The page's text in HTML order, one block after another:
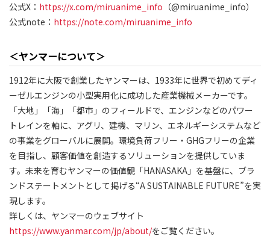
公式X： https://x.com/miruanime_info （@miruanime_info）
公式note： https://note.com/miruanime_info
＜ヤンマーについて＞
1912年に大阪で創業したヤンマーは、1933年に世界で初めてディ
ーゼルエンジンの小型実用化に成功した産業機械メーカーです。
「大地」「海」「都市」のフィールドで、エンジンなどのパワー
トレインを軸に、アグリ、建機、マリン、エネルギーシステムなど
の事業をグローバルに展開。環境負荷フリー・GHGフリーの企業
を目指し、顧客価値を創造するソリューションを提供していま
す。未来を育むヤンマーの価値観「HANASAKA」を基盤に、ブラ
ンドステートメントとして掲げる“A SUSTAINABLE FUTURE”を実
現します。
詳しくは、ヤンマーのウェブサイト
https://www.yanmar.com/jp/about/をご覧ください。